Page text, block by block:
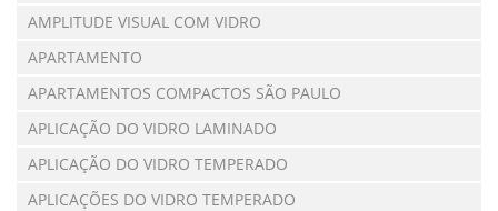
AMPLITUDE VISUAL COM VIDRO
APARTAMENTO
APARTAMENTOS COMPACTOS SÃO PAULO
APLICAÇÃO DO VIDRO LAMINADO
APLICAÇÃO DO VIDRO TEMPERADO
APLICAÇÕES DO VIDRO TEMPERADO